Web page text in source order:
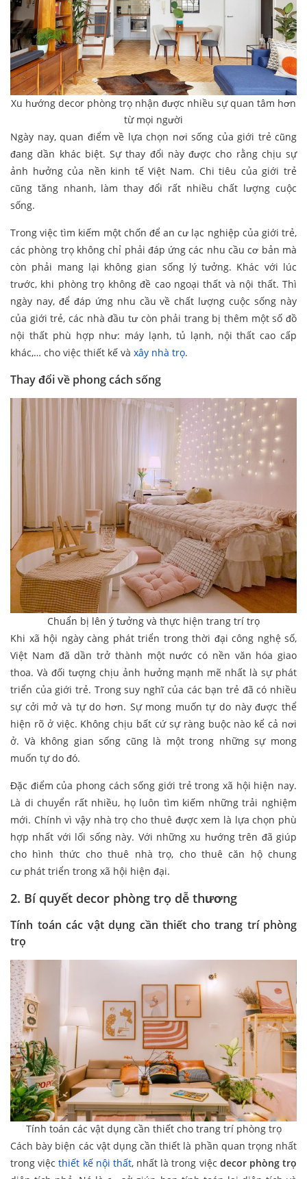
Xu hướng decor phòng trọ nhận được nhiều sự quan tâm hơn
từ mọi người
Ngày nay, quan điểm về lựa chọn nơi sống của giới trẻ cũng
đang dần khác biệt. Sự thay đổi này được cho rằng chịu sự
ảnh hưởng của nền kinh tế Việt Nam. Chi tiêu của giới trẻ
cũng tăng nhanh, làm thay đổi rất nhiều chất lượng cuộc
sống.
Trong việc tìm kiếm một chốn để an cư lạc nghiệp của giới trẻ,
các phòng trọ không chỉ phải đáp ứng các nhu cầu cơ bản mà
còn phải mang lại không gian sống lý tưởng. Khác với lúc
trước, khi phòng trọ không đề cao ngoại thất và nội thất. Thì
ngày nay, để đáp ứng nhu cầu về chất lượng cuộc sống này
của giới trẻ, các nhà đầu tư còn phải trang bị thêm một số đồ
nội thất phù hợp như: máy lạnh, tủ lạnh, nội thất cao cấp
khác,… cho việc thiết kế và xây nhà trọ.
Thay đổi về phong cách sống
Chuẩn bị lên ý tưởng và thực hiện trang trí trọ
Khi xã hội ngày càng phát triển trong thời đại công nghệ số,
Việt Nam đã dần trở thành một nước có nền văn hóa giao
thoa. Và đối tượng chịu ảnh hưởng mạnh mẽ nhất là sự phát
triển của giới trẻ. Trong suy nghĩ của các bạn trẻ đã có nhiều
sự cởi mở và tự do hơn. Sự mong muốn tự do này được thể
hiện rõ ở việc. Không chịu bất cứ sự ràng buộc nào kể cả nơi
ở. Và không gian sống cũng là một trong những sự mong
muốn tự do đó.
Đặc điểm của phong cách sống giới trẻ trong xã hội hiện nay.
Là di chuyển rất nhiều, họ luôn tìm kiếm những trải nghiệm
mới. Chính vì vậy nhà trọ cho thuê được xem là lựa chọn phù
hợp nhất với lối sống này. Với những xu hướng trên đã giúp
cho hình thức cho thuê nhà trọ, cho thuê căn hộ chung
cư phát triển trong xã hội hiện đại.
2. Bí quyết decor phòng trọ dễ thương
Tính toán các vật dụng cần thiết cho trang trí phòng
trọ
Tính toán các vật dụng cần thiết cho trang trí phòng trọ
Cách bày biện các vật dụng cần thiết là phần quan trọng nhất
trong việcthiết kế nội thất, nhất là trong việc decor phòng trọ